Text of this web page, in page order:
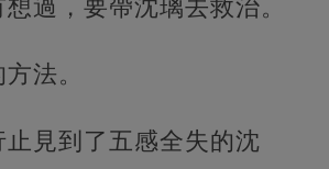
過，要帶沈璃去救治。
法。
止見到了五感全失的沈